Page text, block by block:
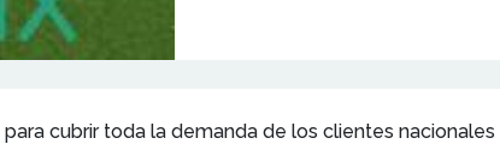
cubrir toda la demanda de los clientes